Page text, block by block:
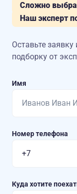
Сложно
Наш эксперт
Оставьте
подборку от
Имя
Номер телефона
Куда хотите